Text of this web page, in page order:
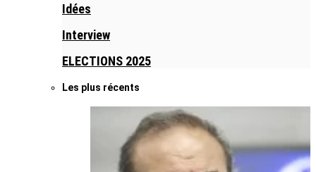
Idées
Interview
ELECTIONS 2025
Les plus récents